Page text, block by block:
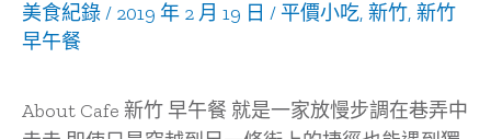
美食紀錄/ 2019 年 2 月 19 日 / 平價小吃, 新竹, 新竹
早午餐
About Cafe 新竹 早午餐 就是一家放慢步調在巷弄中